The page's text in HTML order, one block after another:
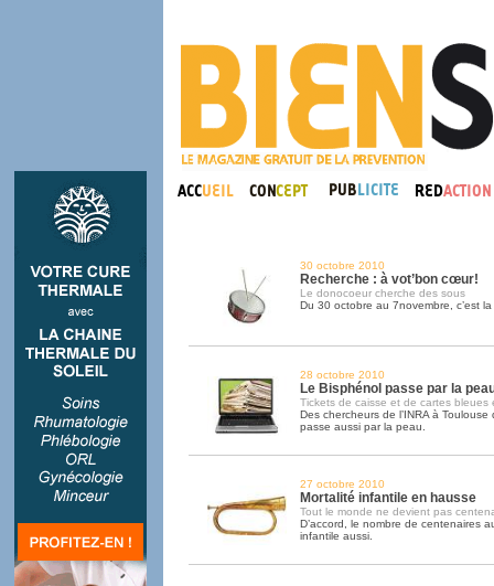
30 octobre 2010
Recherche : à vot’bon cœur!
Le donocoeur cherche des sous
Du 30 octobre au 7novembre, c’est
28 octobre 2010
Le Bisphénol passe par la
Tickets de caisse et de cartes bleues
Des chercheurs de l’INRA à
passe aussi par la peau.
27 octobre 2010
Mortalité infantile en hausse
Tout le monde ne devient pas
D’accord, le nombre de centenaires
infantile aussi.